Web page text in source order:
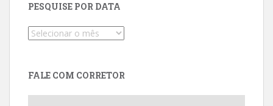
PESQUISE POR DATA
Pesquise
FALE COM CORRETOR